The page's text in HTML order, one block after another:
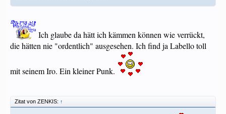
Ich glaube da hätt ich kämmen können wie verrückt,
die hätten nie "ordentlich" ausgesehen. Ich find ja Labello toll
mit seinem Iro. Ein kleiner Punk.
Zitat von ZENKIS: ↑